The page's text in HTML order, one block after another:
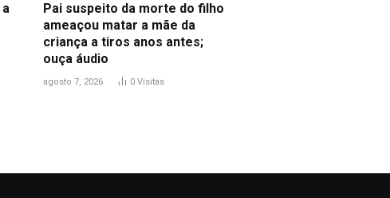
Pai suspeito da morte do filho
ameaçou matar a mãe da
criança a tiros anos antes;
ouça áudio
agosto 7, 2026 0 Visitas